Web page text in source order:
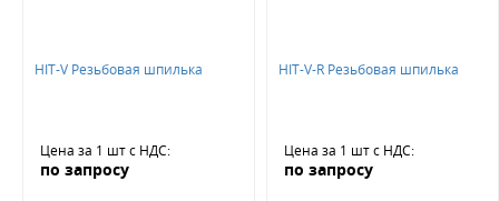
HIT-V Резьбовая шпилька
Цена за 1 штс НДС:
по запросу
HIT-V-R Резьбовая шпилька
Цена за 1 штс НДС:
по запросу